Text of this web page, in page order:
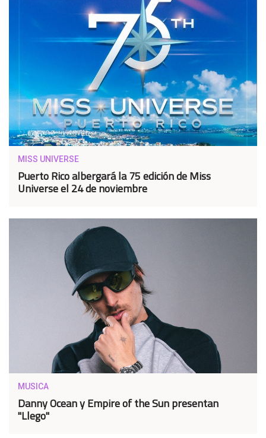
MISS UNIVERSE
Puerto Rico albergará la 75 edición de Miss
Universe el 24 de noviembre
MUSICA
Danny Ocean y Empire of the Sun presentan
"Llego"